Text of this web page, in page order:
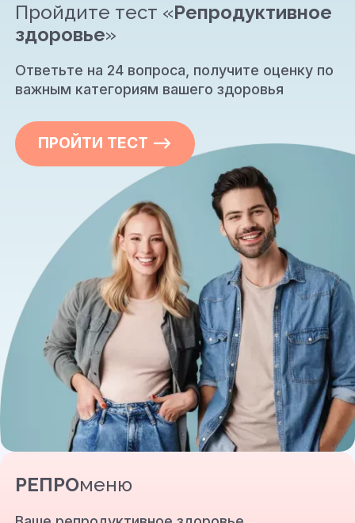
Пройдите тест «Репродуктивное
здоровье»
Ответьте на 24 вопроса, получите оценку по
важным категориям вашего здоровья
ПРОЙТИ ТЕСТ —>
РЕПРОменю